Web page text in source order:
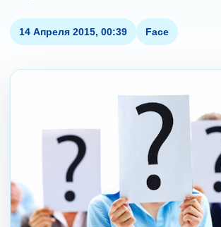
14 Апреля 2015, 00:39 Face